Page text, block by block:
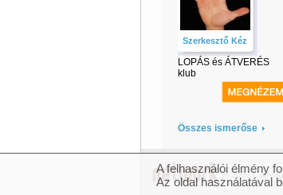
Szerkesztő Kéz
LOPÁS és ÁTVERÉS
klub
Összes ismerőse
© 2007
A felhasználói élmény
Az oldal használatával